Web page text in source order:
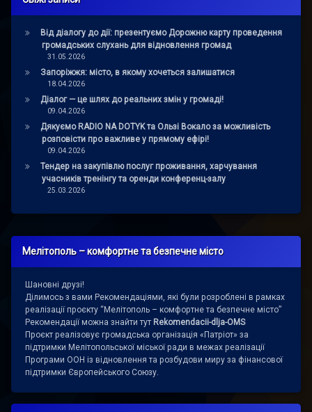
Від діалогу до дії: презентуємо Дорожню карту проведення
громадських слухань для відновлення громад
31.05.2026
Запоріжжя: місто, в якому хочеться залишатися
18.04.2026
Діалог — це шлях до реальних змін у громаді!
09.04.2026
Дякуємо RADIO NA DOTYK та Ользі Вокало за можливість
розповісти про важливе у прямому ефірі!
09.04.2026
Тендер на закупівлю послуг проживання, харчування
учасників тренінгу та оренди конференц-залу
25.03.2026
Мелітополь – комфортне та безпечне місто
Шановні друзі!
Ділимось з вами Рекомендаціями, які були розроблені в рамках
реалізації проєкту “Мелітополь – комфортне та безпечне місто”
Рекомендації можна знайти тут Rekomendacii-dlja-OMS
Проєкт реалізовує громадська організація «Патріот» за
підтримки Мелітопольської міської ради в межах реалізації
Програми ООН із відновлення та розбудови миру за фінансової
підтримки Європейського Союзу.